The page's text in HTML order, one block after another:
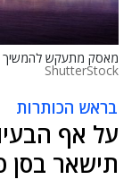
מאסק מתעקש להמשיך
ShutterStock
בראש הכותרות
תישאר בסן